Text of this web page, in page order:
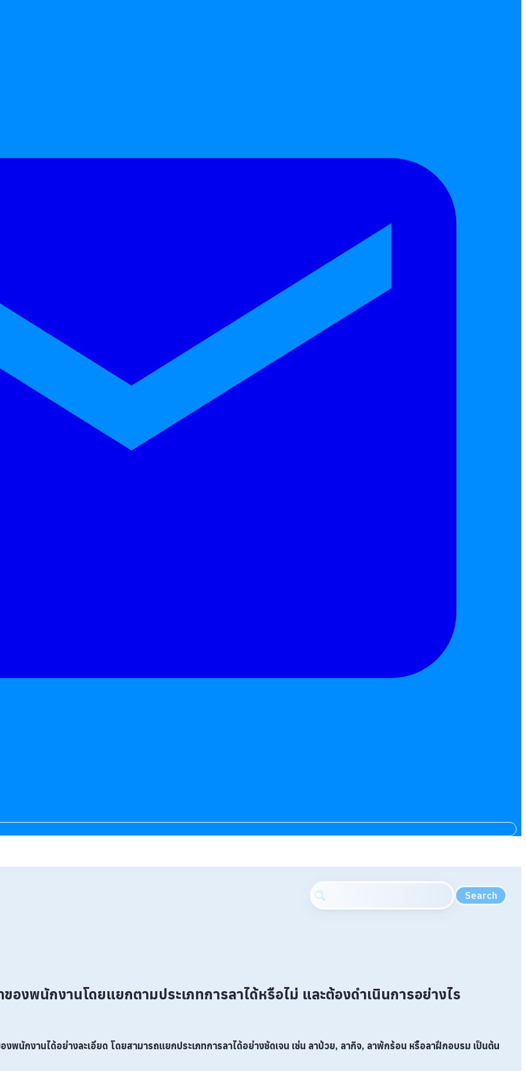
Search
องพนักงานโดยแยกตามประเภทการลาได้หรือไม่ และต้องดำเนินการอย่างไร
งพนักงานได้อย่างละเอียด โดยสามารถแยกประเภทการลาได้อย่างชัดเจน เช่น ลาป่วย, ลากิจ, ลาพักร้อน หรือลาฝึกอบรม เป็นต้น